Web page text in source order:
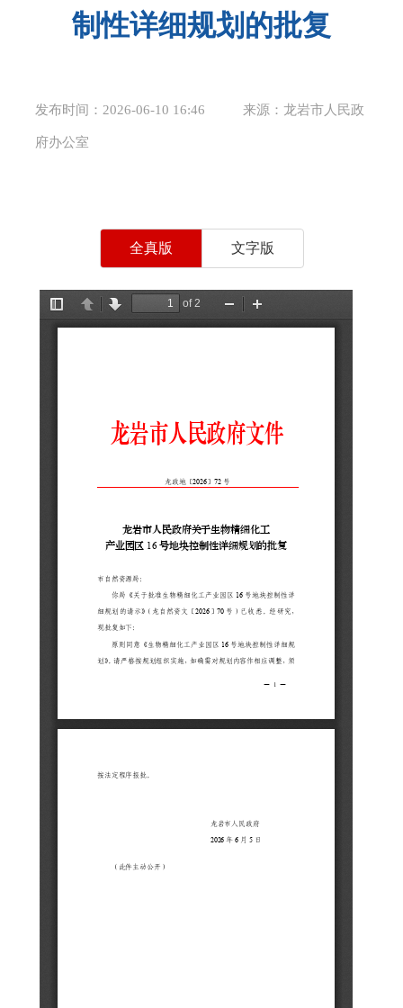
制性详细规划的批复
发布时间：2026-06-10 16:46 来源：龙岩市人民政
府办公室
全真版 文字版